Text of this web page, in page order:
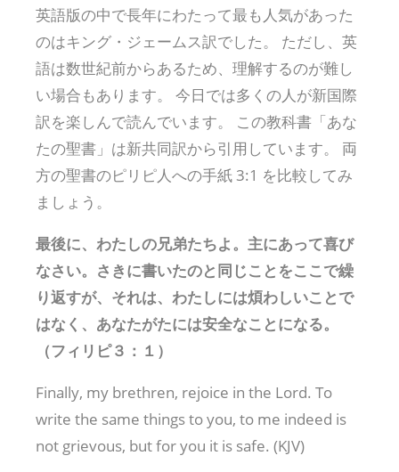
英語版の中で長年にわたって最も人気があった
のはキング・ジェームス訳でした。 ただし、英
語は数世紀前からあるため、理解するのが難し
い場合もあります。 今日では多くの人が新国際
訳を楽しんで読んでいます。 この教科書「あな
たの聖書」は新共同訳から引用しています。 両
方の聖書のピリピ人への手紙 3:1 を比較してみ
ましょう。
最後に、わたしの兄弟たちよ。主にあって喜び
なさい。さきに書いたのと同じことをここで繰
り返すが、それは、わたしには煩わしいことで
はなく、あなたがたには安全なことになる。
（フィリピ３：１）
Finally, my brethren, rejoice in the Lord. To
write the same things to you, to me indeed is
not grievous, but for you it is safe. (KJV)